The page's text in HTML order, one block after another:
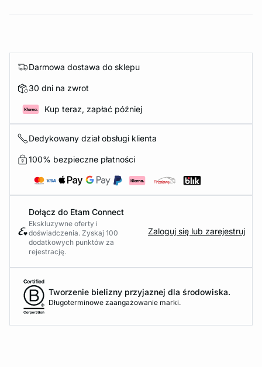
Darmowa dostawa do sklepu
30 dni na zwrot
Kup teraz, zapłać później
Dedykowany dział obsługi klienta
100% bezpieczne płatności
Dołącz do Etam Connect
Ekskluzywne oferty i
doświadczenia. Zyskaj 100
dodatkowych punktów za
rejestrację.
Zaloguj się lub zarejestruj
Tworzenie bielizny przyjaznej dla środowiska.
Długoterminowe zaangażowanie marki.